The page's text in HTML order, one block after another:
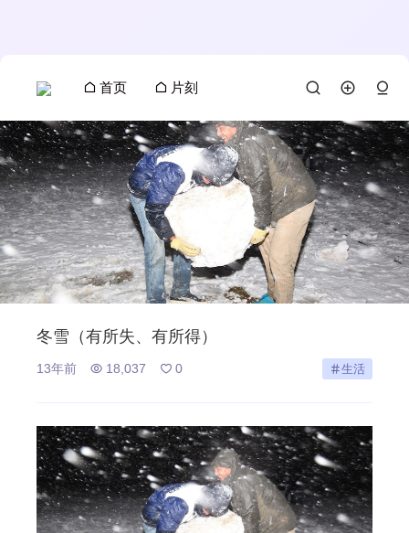
首页 片刻
冬雪（有所失、有所得）
13年前 18,037 0 生活